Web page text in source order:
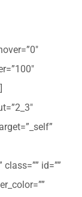
id=””